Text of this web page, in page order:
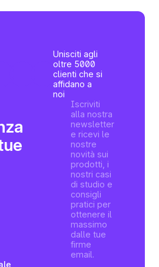
Unisciti agli
oltre 5000
clienti che si
affidano a
noi
Iscriviti
alla nostra
newsletter
e ricevi le
nostre
novità sui
prodotti, i
nostri casi
di studio e
consigli
pratici per
ottenere il
massimo
dalle tue
firme
email.